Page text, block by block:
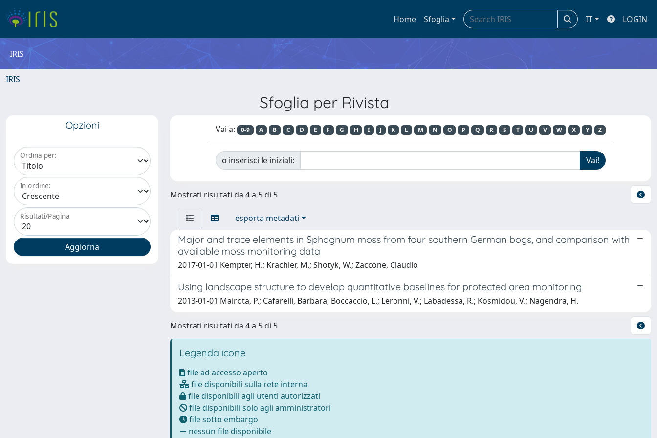
Home Sfoglia IT LOGIN
IRIS
IRIS
Sfoglia per Rivista
Opzioni
Ordina per:
In ordine:
Risultati/Pagina
Vai a: 0-9 A B C D E F G H I J K L M N O P Q R S T U V W X Y Z
o inserisci le iniziali:
Mostrati risultati da 4 a 5 di 5
esporta metadati
Major and trace elements in Sphagnum moss from four southern German bogs, and comparison with
available moss monitoring data
2017-01-01 Kempter, H.; Krachler, M.; Shotyk, W.; Zaccone, Claudio
Using landscape structure to develop quantitative baselines for protected area monitoring
2013-01-01 Mairota, P.; Cafarelli, Barbara; Boccaccio, L.; Leronni, V.; Labadessa, R.; Kosmidou, V.; Nagendra, H.
Mostrati risultati da 4 a 5 di 5
Legenda icone
file ad accesso aperto
file disponibili sulla rete interna
file disponibili agli utenti autorizzati
file disponibili solo agli amministratori
file sotto embargo
nessun file disponibile